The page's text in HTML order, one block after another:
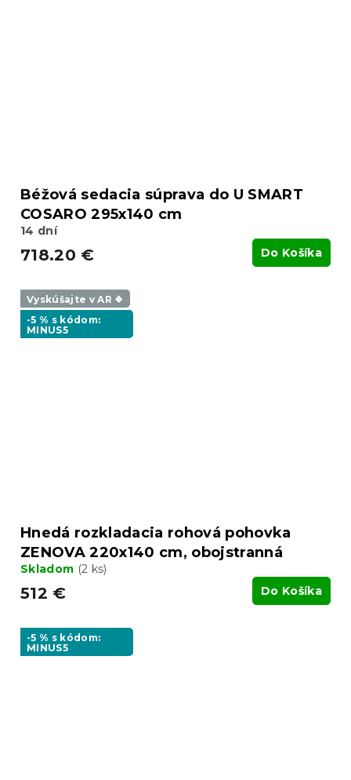
Béžová sedacia súprava do U SMART
COSARO 295x140 cm
14 dní
718.20 € Do Košíka
Vyskúšajte v AR ❖
-5 % s kódom:
MINUS5
Hnedá rozkladacia rohová pohovka
ZENOVA 220x140 cm, obojstranná
Skladom (2 ks)
512 € Do Košíka
-5 % s kódom:
MINUS5